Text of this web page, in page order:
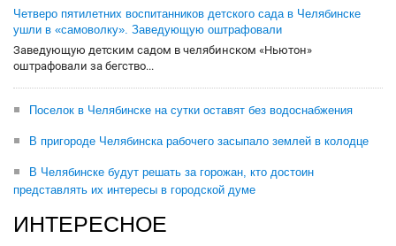
Четверо пятилетних воспитанников детского сада в Челябинске
ушли в «самоволку». Заведующую оштрафовали
Заведующую детским садом в челябинском «Ньютон»
оштрафовали за бегство...
Поселок в Челябинске на сутки оставят без водоснабжения
В пригороде Челябинска рабочего засыпало землей в колодце
В Челябинске будут решать за горожан, кто достоин
представлять их интересы в городской думе
ИНТЕРЕСНОЕ